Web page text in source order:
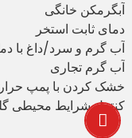
آبگرمکن خانگی
دمای ثابت استخر
آب گرم و سرد/داغ با
آب گرم تجاری
خشک کردن با پمپ
کنترل شرایط محیطی